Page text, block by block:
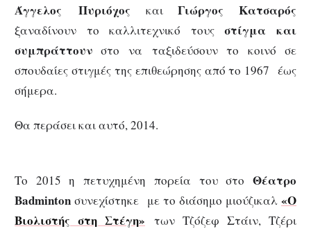
Άγγελος Πυριόχος καιΓιώργος Κατσαρός
ξαναδίνουν το καλλιτεχνικό τουςστίγμα και
συμπράττουν στο να ταξιδεύσουν το κοινό σε
σπουδαίες στιγμές της επιθεώρησης από το 1967 έως
σήμερα.
Θα περάσει και αυτό, 2014.
Το 2015 η πετυχημένη πορεία του στο Θέατρο
Badminton συνεχίστηκε με το διάσημο μιούζικαλ «Ο
Βιολιστής στη Στέγη» των Τζόζεφ Στάιν, Τζέρι